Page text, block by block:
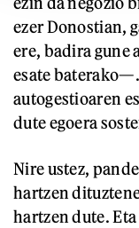
ezer Donostian,
ere, badira gune
esate
autogestioaren
dute egoera
Nire ustez,
hartzen
hartzen dute.